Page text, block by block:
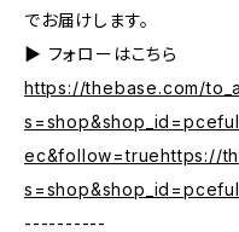
でお届けします。
▶︎ フォローはこちら
https://thebase.com/
ec&follow=truehttps://
----------